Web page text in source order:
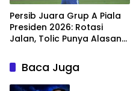
Persib Juara Grup A Piala
Presiden 2026: Rotasi
Jalan, Tolic Punya Alasan
Baca Juga